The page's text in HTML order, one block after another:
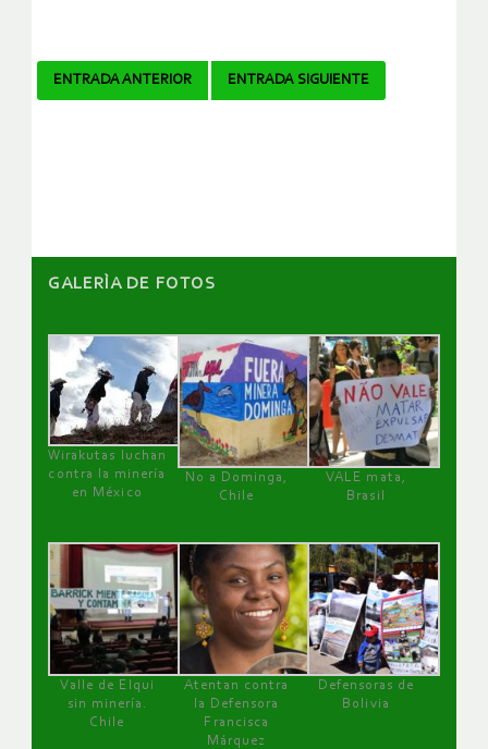
Navegador
ENTRADA ANTERIOR ENTRADA SIGUIENTE
GALERÌA DE FOTOS
Wirakutas luchan
contra la minería
en México
No a Dominga,
Chile
VALE mata,
Brasil
Valle de Elqui
sin minería.
Chile
Atentan contra
la Defensora
Francisca
Márquez
Defensoras de
Bolivia